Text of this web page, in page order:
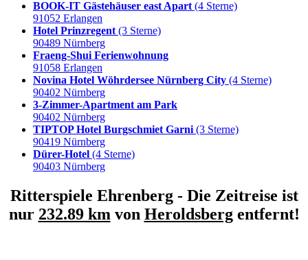
BOOK-IT Gästehäuser east Apart (4 Sterne)
91052 Erlangen
Hotel Prinzregent (3 Sterne)
90489 Nürnberg
Fraeng-Shui Ferienwohnung
91058 Erlangen
Novina Hotel Wöhrdersee Nürnberg City (4 Sterne)
90402 Nürnberg
3-Zimmer-Apartment am Park
90402 Nürnberg
TIPTOP Hotel Burgschmiet Garni (3 Sterne)
90419 Nürnberg
Dürer-Hotel (4 Sterne)
90403 Nürnberg
Ritterspiele Ehrenberg - Die Zeitreise ist
nur 232.89 km von Heroldsbergentfernt!